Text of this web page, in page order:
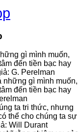
gì mình muốn,
đến tiền bạc hay
G. Perelman
gì mình muốn,
đến tiền bạc hay
ta tri thức, nhưng
thể cho chúng ta sự
Will Durant